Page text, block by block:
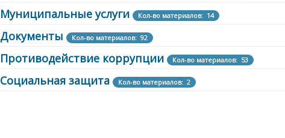
Муниципальные услуги Кол-во материалов: 14
Документы Кол-во материалов: 92
Противодействие коррупции Кол-во материалов: 53
Социальная защита Кол-во материалов: 2